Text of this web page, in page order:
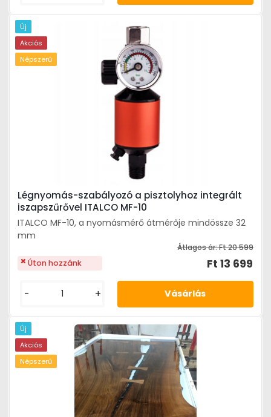
Légnyomás-szabályozó a pisztolyhoz integrált
iszapszűrővel ITALCO MF-10
ITALCO MF-10, a nyomásmérő átmérője mindössze 32
mm
Átlagos ár:Ft 20 599
Ft 13 699
Úton hozzánk
- +
Új
Akciós
Népszerű
Új
Akciós
Népszerű